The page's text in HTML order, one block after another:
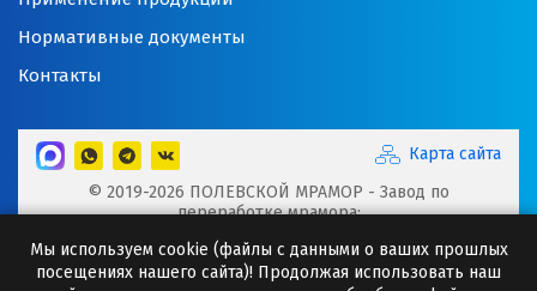
Нормативные документы
Контакты
Карта сайта
© 2019-2026 ПОЛЕВСКОЙ МРАМОР - Завод по
переработке мрамора:
Минеральные порошки, Добавки для буровых растворов
Мы используем cookie (файлы с данными о ваших прошлых
посещениях нашего сайта)! Продолжая использовать наш